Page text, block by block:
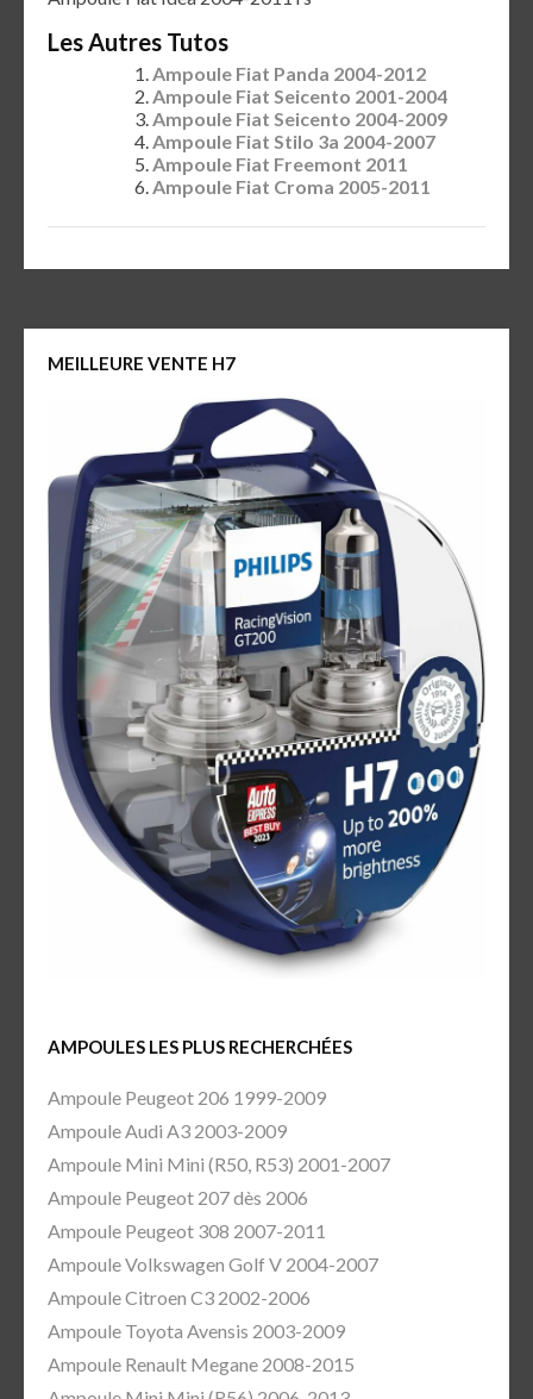
Les Autres Tutos
Ampoule Fiat Panda 2004-2012
Ampoule Fiat Seicento 2001-2004
Ampoule Fiat Seicento 2004-2009
Ampoule Fiat Stilo 3a 2004-2007
Ampoule Fiat Freemont 2011
Ampoule Fiat Croma 2005-2011
MEILLEURE VENTE H7
AMPOULES LES PLUS RECHERCHÉES
Ampoule Peugeot 206 1999-2009
Ampoule Audi A3 2003-2009
Ampoule Mini Mini (R50, R53) 2001-2007
Ampoule Peugeot 207 dès 2006
Ampoule Peugeot 308 2007-2011
Ampoule Volkswagen Golf V 2004-2007
Ampoule Citroen C3 2002-2006
Ampoule Toyota Avensis 2003-2009
Ampoule Renault Megane 2008-2015